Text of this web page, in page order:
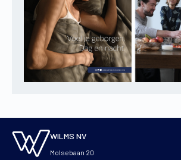
WILMS NV
Molsebaan 20